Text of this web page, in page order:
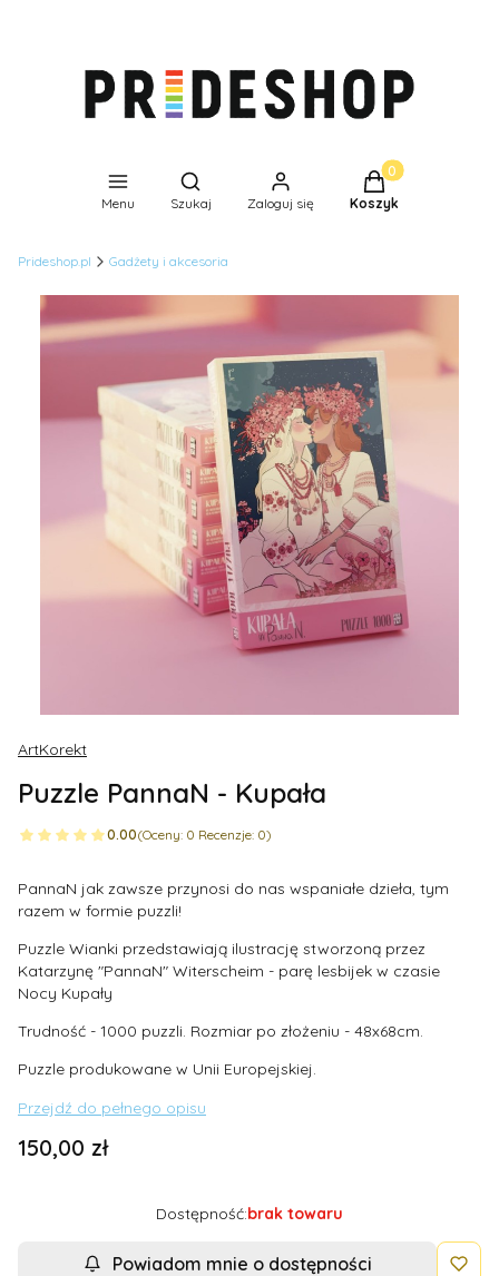
Menu
Otwórz wyszukiwarkę
Szukaj Zaloguj się
Produkty w
Koszyk
Prideshop.pl Gadżety i akcesoria
ArtKorekt
Puzzle PannaN - Kupała
0.00(Oceny: 0 Recenzje: 0)
PannaN jak zawsze przynosi do nas wspaniałe dzieła, tym
razem w formie puzzli!
Puzzle Wianki przedstawiają ilustrację stworzoną przez
Katarzynę "PannaN" Witerscheim - parę lesbijek w czasie
Nocy Kupały
Trudność - 1000 puzzli. Rozmiar po złożeniu - 48x68cm.
Puzzle produkowane w Unii Europejskiej.
Przejdź do pełnego opisu
Cena
150,00 zł
Dostępność:brak towaru
Powiadom mnie o dostępności